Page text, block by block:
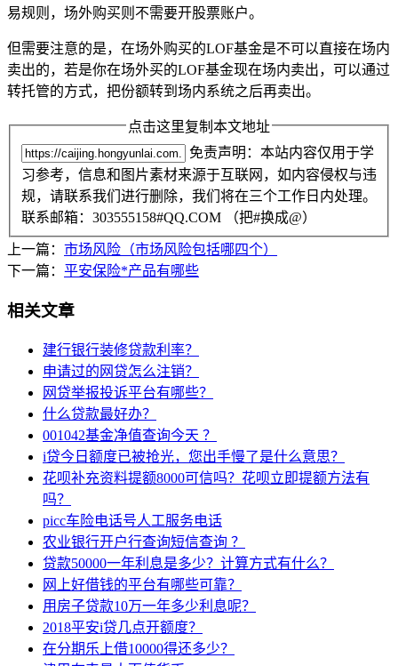
易规则，场外购买则不需要开股票账户。
但需要注意的是，在场外购买的LOF基金是不可以直接在场内
卖出的，若是你在场外买的LOF基金现在场内卖出，可以通过
转托管的方式，把份额转到场内系统之后再卖出。
点击这里复制本文地址
免责声明：本站内容仅用于学
习参考，信息和图片素材来源于互联网，如内容侵权与违
规，请联系我们进行删除，我们将在三个工作日内处理。
联系邮箱：303555158#QQ.COM （把#换成@）
上一篇： 市场风险（市场风险包括哪四个）
下一篇： 平安保险*产品有哪些
相关文章
建行银行装修贷款利率？
申请过的网贷怎么注销？
网贷举报投诉平台有哪些？
什么贷款最好办？
001042基金净值查询今天 ？
i贷今日额度已被抢光，您出手慢了是什么意思？
花呗补充资料提额8000可信吗？花呗立即提额方法有
吗？
picc车险电话号人工服务电话
农业银行开户行查询短信查询 ？
贷款50000一年利息是多少？计算方式有什么？
网上好借钱的平台有哪些可靠？
用房子贷款10万一年多少利息呢？
2018平安i贷几点开额度？
在分期乐上借10000得还多少？